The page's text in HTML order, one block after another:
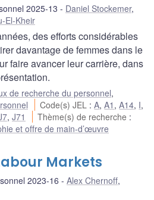
2025-13 Daniel Stockemer,
El-Kheir
des efforts considérables
davantage de femmes dans le
faire avancer leur carrière, dans
de recherche du personnel,
Code(s) JEL :A,A1 ,A14, I,
, J71 Thème(s) de recherche :
et offre de main-d’œuvre
Markets
2023-16 Alex Chernoff,